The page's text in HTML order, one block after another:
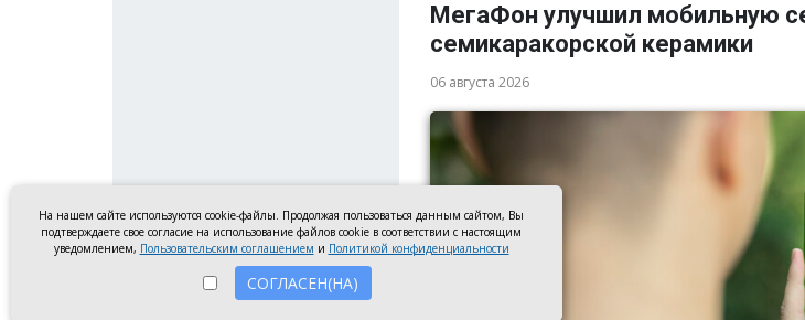
МегаФон улучшил мобильную
семикаракорской керамики
06 августа 2026
На нашем сайте используются cookie-файлы. Продолжая пользоваться данным сайтом, Вы
подтверждаете свое согласие на использование файлов cookie в соответствии с настоящим
уведомлением, Пользовательским соглашением и Политикой конфиденциальности
СОГЛАСЕН(НА)